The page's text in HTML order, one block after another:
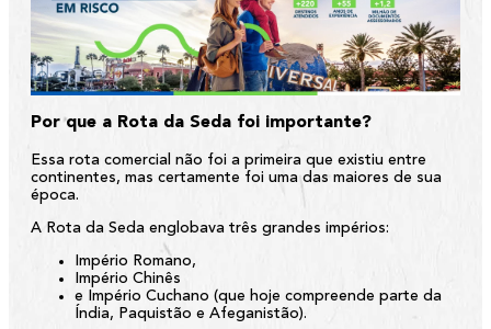
Por que a Rota da Seda foi importante?
Essa rota comercial não foi a primeira que existiu entre
continentes, mas certamente foi uma das maiores de sua
época.
A Rota da Seda englobava três grandes impérios:
Império Romano,
Império Chinês
e Império Cuchano (que hoje compreende parte da
Índia, Paquistão e Afeganistão).